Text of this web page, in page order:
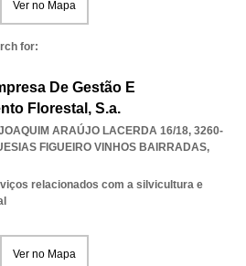
Ver no Mapa
for:
De Gestão E
Florestal, S.a.
ARAÚJO LACERDA 16/18, 3260-
FIGUEIRO VINHOS BAIRRADAS,
relacionados com a silvicultura e
Ver no Mapa